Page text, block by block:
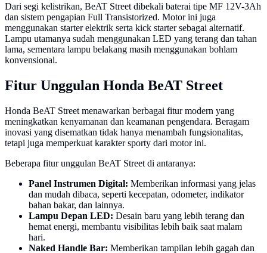
Dari segi kelistrikan, BeAT Street dibekali baterai tipe MF 12V-3Ah
dan sistem pengapian Full Transistorized. Motor ini juga
menggunakan starter elektrik serta kick starter sebagai alternatif.
Lampu utamanya sudah menggunakan LED yang terang dan tahan
lama, sementara lampu belakang masih menggunakan bohlam
konvensional.
Fitur Unggulan Honda BeAT Street
Honda BeAT Street menawarkan berbagai fitur modern yang
meningkatkan kenyamanan dan keamanan pengendara. Beragam
inovasi yang disematkan tidak hanya menambah fungsionalitas,
tetapi juga memperkuat karakter sporty dari motor ini.
Beberapa fitur unggulan BeAT Street di antaranya:
Panel Instrumen Digital: Memberikan informasi yang jelas
dan mudah dibaca, seperti kecepatan, odometer, indikator
bahan bakar, dan lainnya.
Lampu Depan LED: Desain baru yang lebih terang dan
hemat energi, membantu visibilitas lebih baik saat malam
hari.
Naked Handle Bar: Memberikan tampilan lebih gagah dan